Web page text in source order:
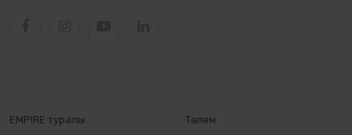
EMPIRE туралы Төлем